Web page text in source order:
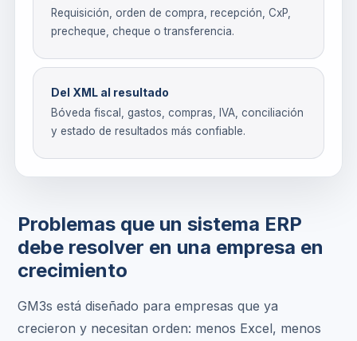
Requisición, orden de compra, recepción, CxP,
precheque, cheque o transferencia.
Del XML al resultado
Bóveda fiscal, gastos, compras, IVA, conciliación
y estado de resultados más confiable.
Problemas que un sistema ERP
debe resolver en una empresa en
crecimiento
GM3s está diseñado para empresas que ya
crecieron y necesitan orden: menos Excel, menos